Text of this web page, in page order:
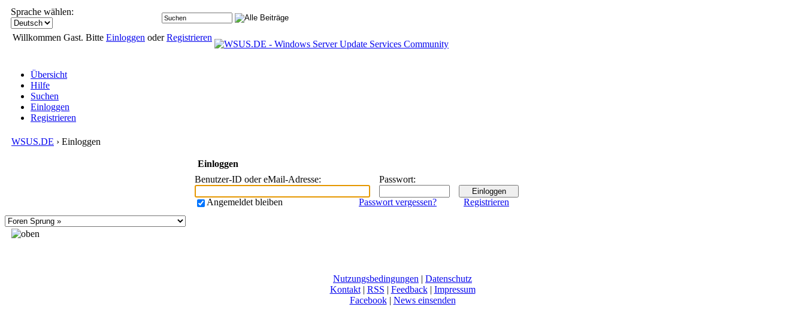
Sprache wählen:
Willkommen Gast. Bitte Einloggen oderRegistrieren
Übersicht
Hilfe
Suchen
Einloggen
Registrieren
WSUS.DE › Einloggen
Einloggen
Benutzer-ID oder eMail-Adresse: Passwort:
Angemeldet bleiben Registrieren
Passwort vergessen?
Nutzungsbedingungen | Datenschutz
Kontakt| RSS | Feedback| Impressum
Facebook| News einsenden